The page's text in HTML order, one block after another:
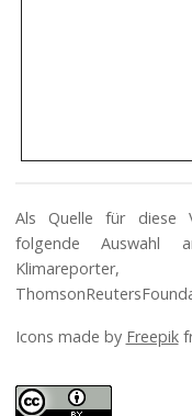
Als Quelle für diese
folgende Auswahl
Icons made by Freepik